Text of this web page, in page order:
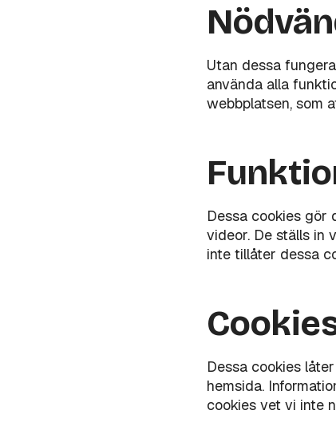
Utan dessa
använda alla
webbplatsen, som
Dessa cookies gör
videor. De ställs in
inte tillåter dessa
Dessa cookies
hemsida.
cookies vet vi inte